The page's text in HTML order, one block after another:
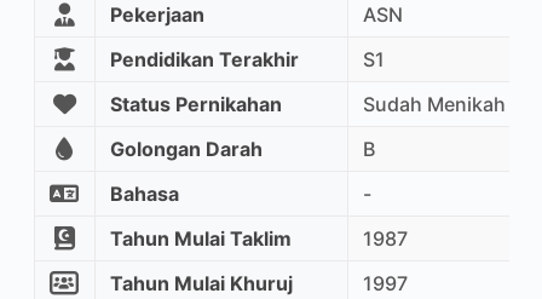
Pekerjaan
ASN
Pendidikan Terakhir
S1
Status Pernikahan
Sudah Menikah
Golongan Darah
B
Bahasa
-
Tahun Mulai Taklim
1987
Tahun Mulai Khuruj
1997